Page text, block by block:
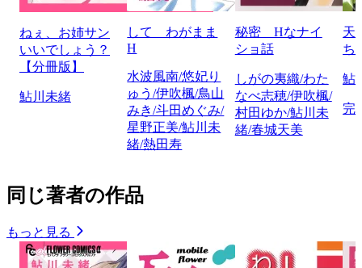
ねぇ、お姉サン
いいでしょう？
【分冊版】
鮎川未緒
して わがまま
H
水波風南/悠妃り
ゅう/伊吹楓/鳥山
みき/斗田めぐみ/
星野正美/鮎川未
緒/熱田寿
秘密 Hなナイ
ショ話
しがの夷織/わた
なべ志穂/伊吹楓/
村田ゆか/鮎川未
緒/春城天美
天
ち
鮎
完
同じ著者の作品
もっと見る